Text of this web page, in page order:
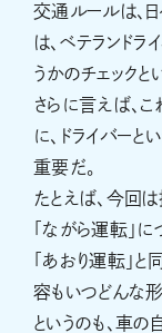
交通ルールは、
は、ベテランド
うかのチェックと
さらに言えば、
に、ドライバーと
重要だ。
たとえば、今回
「ながら運転」
「あおり運転」
容もいつどんな
というのも、車